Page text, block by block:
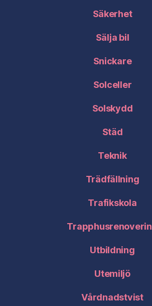
Säkerhet
Sälja bil
Snickare
Solceller
Solskydd
Städ
Teknik
Trädfällning
Trafikskola
Utbildning
Utemiljö
Vårdnadstvist